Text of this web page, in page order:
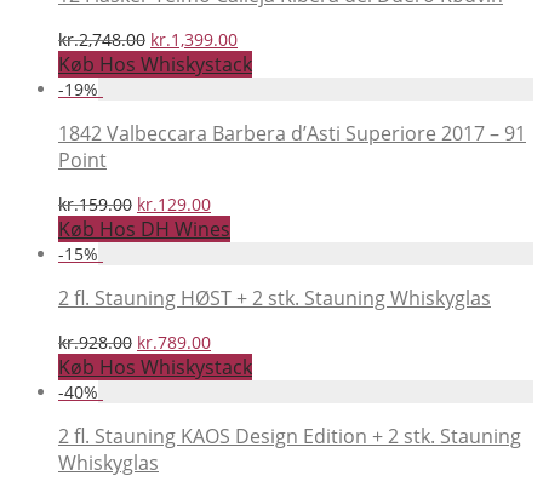
kr.2,748.00 Den
oprindelige
pris
kr.2,748.00.
kr.1,399.00Den
aktuelle
pris
kr.1,399.00.
Køb Hos Whiskystack
-19%
1842 Valbeccara Barbera d’Asti Superiore 2017 – 91
Point
kr.159.00 Den
oprindelige
pris
kr.159.00.
kr.129.00Den
aktuelle
pris
kr.129.00.
Køb Hos DH Wines
-15%
2 fl. Stauning HØST + 2 stk. Stauning Whiskyglas
kr.928.00 Den
oprindelige
pris
kr.928.00.
kr.789.00Den
aktuelle
pris
kr.789.00.
Køb Hos Whiskystack
-40%
2 fl. Stauning KAOS Design Edition + 2 stk. Stauning
Whiskyglas